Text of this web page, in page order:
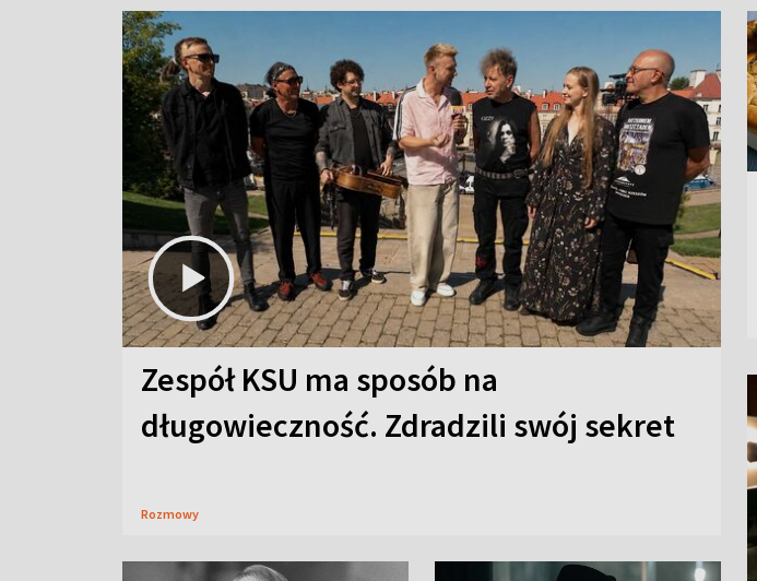
Zespół KSU ma sposób na
długowieczność. Zdradzili swój sekret
Rozmowy